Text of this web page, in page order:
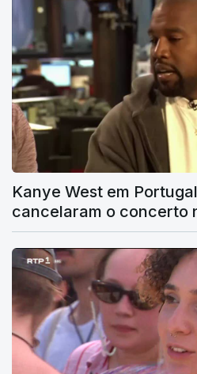
Kanye West em
cancelaram o concerto